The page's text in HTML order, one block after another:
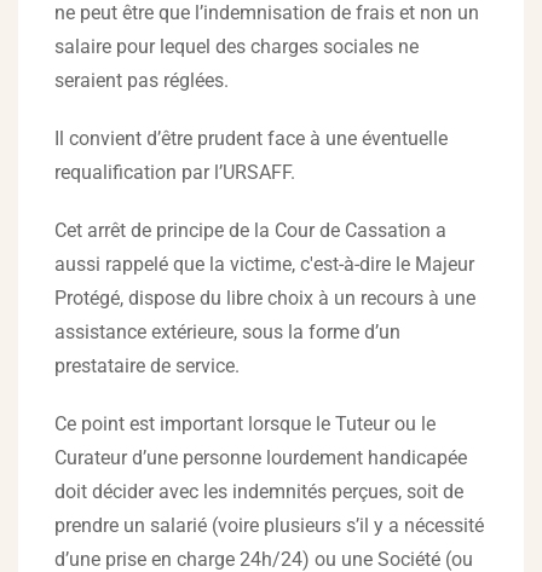
ne peut être que l’indemnisation de frais et non un
salaire pour lequel des charges sociales ne
seraient pas réglées.
Il convient d’être prudent face à une éventuelle
requalification par l’URSAFF.
Cet arrêt de principe de la Cour de Cassation a
aussi rappelé que la victime, c'est-à-dire le Majeur
Protégé, dispose du libre choix à un recours à une
assistance extérieure, sous la forme d’un
prestataire de service.
Ce point est important lorsque le Tuteur ou le
Curateur d’une personne lourdement handicapée
doit décider avec les indemnités perçues, soit de
prendre un salarié (voire plusieurs s’il y a nécessité
d’une prise en charge 24h/24) ou une Société (ou